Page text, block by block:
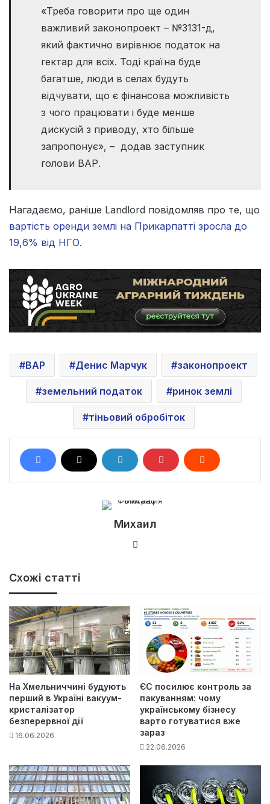
«Треба говорити про ще один
важливий законопроект – №3131-д,
який фактично вирівнює податок на
гектар для всіх. Тоді країна буде
багатше, люди в селах будуть
відчувати, що є фінансова можливість
з чого працювати і буде менше
дискусій з приводу, хто більше
запропонує», – додав заступник
голови ВАР.
Нагадаємо, раніше Landlord повідомляв про те, що
вартість оренди землі на Прикарпатті зросла до
19,6% від НГО.
ВАР Денис Марчук законопроект
земельний податок ринок землі
тіньовий обробіток
Михаил
Схожі статті
На Хмельниччині будують
перший в Україні вакуум-
кристалізатор
безперервної дії
16.06.2026
ЄС посилює контроль за
пакуванням: чому
українському бізнесу
варто готуватися вже
зараз
22.06.2026